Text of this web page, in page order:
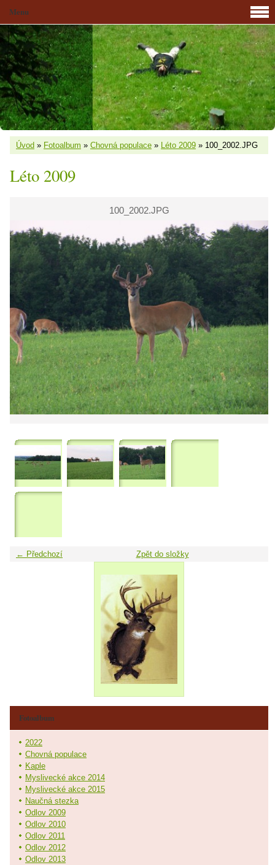
Úvod » Fotoalbum » Chovná populace » Léto 2009 » 100_2002.JPG
Léto 2009
100_2002.JPG
← Předchozí Zpět do složky
Menu
Fotoalbum
2022
Chovná populace
Kaple
Myslivecké akce 2014
Myslivecké akce 2015
Naučná stezka
Odlov 2009
Odlov 2010
Odlov 2011
Odlov 2012
Odlov 2013